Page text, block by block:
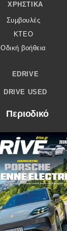
ΧΡΗΣΤΙΚΆ
Συμβουλές
ΚΤΕΟ
Οδική βοήθεια
EDRIVE
DRIVE USED
Περιοδικό